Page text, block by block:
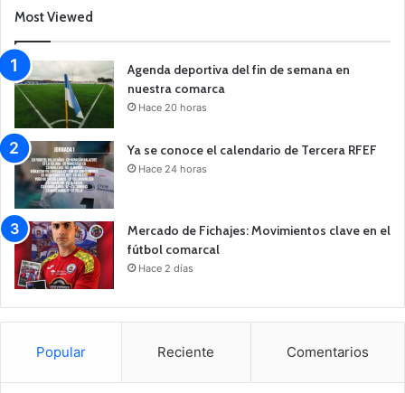
Most Viewed
Agenda deportiva del fin de semana en
nuestra comarca
Hace 20 horas
Ya se conoce el calendario de Tercera RFEF
Hace 24 horas
Mercado de Fichajes: Movimientos clave en el
fútbol comarcal
Hace 2 días
Popular Reciente Comentarios